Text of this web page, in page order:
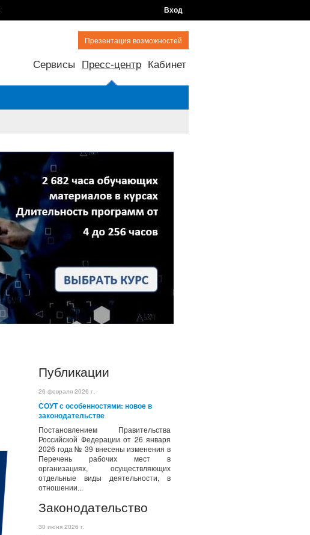
Вход
Презентация возможностей
Сервисы Пресс-центр Кабинет
Публикации
26 февраля 2026 г.
СОУТ с особенностями: новое в
законодательстве
Постановлением Правительства
Российской Федерации от 26 января
2026 года № 39 внесены изменения в
Перечень рабочих мест в
организациях, осуществляющих
отдельные виды деятельности, в
отношении...
Законодательство
30 июня 2026 г.